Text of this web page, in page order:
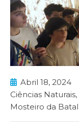
Abril 18, 2024
Ciências Naturais,
Mosteiro da